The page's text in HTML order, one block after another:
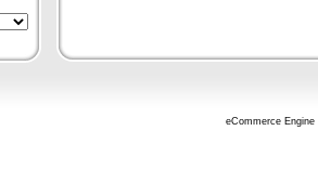
eCommerce